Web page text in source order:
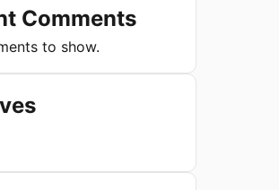
Comments
to show.